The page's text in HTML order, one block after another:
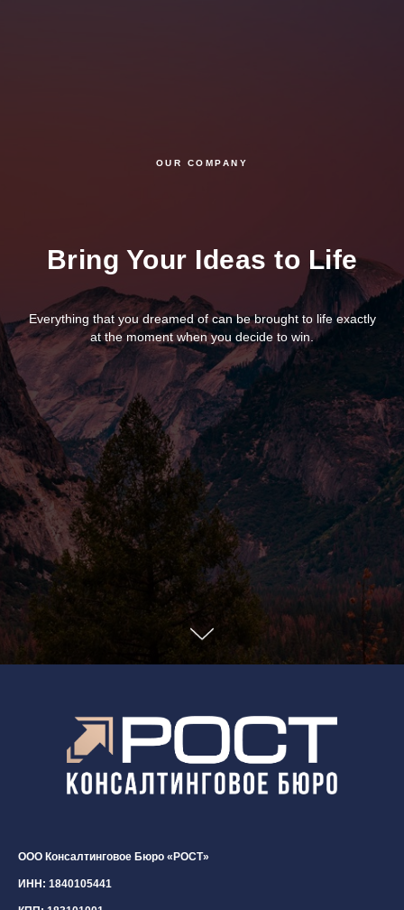
OUR COMPANY
Bring Your Ideas to Life
Everything that you dreamed of can be brought to life exactly
at the moment when you decide to win.
ООО Консалтинговое Бюро «РОСТ»
ИНН: 1840105441